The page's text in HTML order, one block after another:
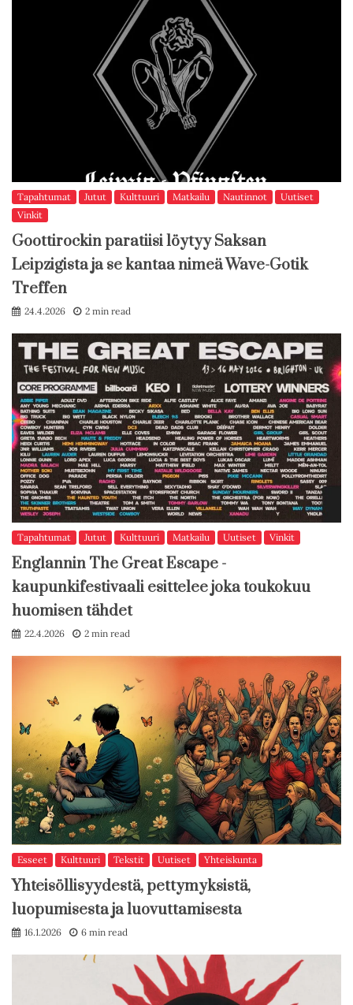
Tapahtumat Jutut Kulttuuri Matkailu Nautinnot
Uutiset
Vinkit
Goottirockin paratiisi löytyy Saksan
Leipzigista ja se kantaa nimeä Wave-Gotik
Treffen
24.4.2026 2 min read
Tapahtumat Jutut Kulttuuri Matkailu Uutiset Vinkit
Englannin The Great Escape -
kaupunkifestivaali esittelee joka toukokuu
huomisen tähdet
22.4.2026 2 min read
Esseet Kulttuuri Tekstit Uutiset Yhteiskunta
Yhteisöllisyydestä, pettymyksistä,
luopumisesta ja luovuttamisesta
16.1.2026 6 min read